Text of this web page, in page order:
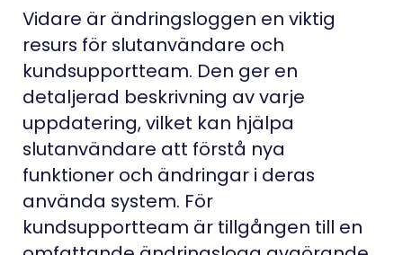
Vidare är ändringsloggen en viktig
resurs för slutanvändare och
kundsupportteam. Den ger en
detaljerad beskrivning av varje
uppdatering, vilket kan hjälpa
slutanvändare att förstå nya
funktioner och ändringar i deras
använda system. För
kundsupportteam är tillgången till en